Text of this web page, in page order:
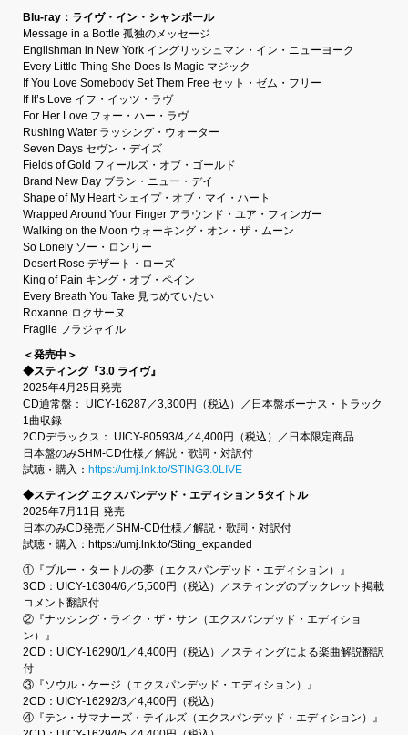
Blu-ray：ライヴ・イン・シャンボール
Message in a Bottle 孤独のメッセージ
Englishman in New York イングリッシュマン・イン・ニューヨーク
Every Little Thing She Does Is Magic マジック
If You Love Somebody Set Them Free セット・ゼム・フリー
If It’s Love イフ・イッツ・ラヴ
For Her Love フォー・ハー・ラヴ
Rushing Water ラッシング・ウォーター
Seven Days セヴン・デイズ
Fields of Gold フィールズ・オブ・ゴールド
Brand New Day ブラン・ニュー・デイ
Shape of My Heart シェイプ・オブ・マイ・ハート
Wrapped Around Your Finger アラウンド・ユア・フィンガー
Walking on the Moon ウォーキング・オン・ザ・ムーン
So Lonely ソー・ロンリー
Desert Rose デザート・ローズ
King of Pain キング・オブ・ペイン
Every Breath You Take 見つめていたい
Roxanne ロクサーヌ
Fragile フラジャイル
＜発売中＞
◆スティング『3.0 ライヴ』
2025年4月25日発売
CD通常盤： UICY-16287／3,300円（税込）／日本盤ボーナス・トラック
1曲収録
2CDデラックス： UICY-80593/4／4,400円（税込）／日本限定商品
日本盤のみSHM-CD仕様／解説・歌詞・対訳付
試聴・購入： https://umj.lnk.to/STING3.0LIVE
◆スティング エクスパンデッド・エディション 5タイトル
2025年7月11日 発売
日本のみCD発売／SHM-CD仕様／解説・歌詞・対訳付
試聴・購入：https://umj.lnk.to/Sting_expanded
①『ブルー・タートルの夢（エクスパンデッド・エディション）』
3CD：UICY-16304/6／5,500円（税込）／スティングのブックレット掲載
コメント翻訳付
②『ナッシング・ライク・ザ・サン（エクスパンデッド・エディショ
ン）』
2CD：UICY-16290/1／4,400円（税込）／スティングによる楽曲解説翻訳
付
③『ソウル・ケージ（エクスパンデッド・エディション）』
2CD：UICY-16292/3／4,400円（税込）
④『テン・サマナーズ・テイルズ（エクスパンデッド・エディション）』